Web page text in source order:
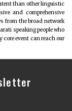
than other linguistic
and comprehensive
from the broad network
speaking people who
core event can reach our